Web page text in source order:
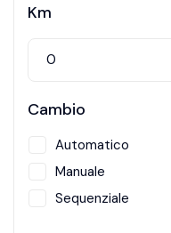
Km
Cambio
Automatico
Manuale
Sequenziale